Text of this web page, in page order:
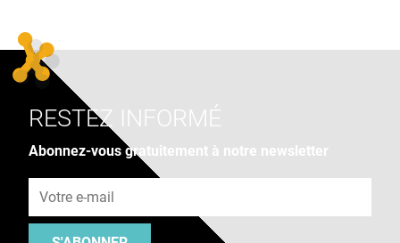
RESTEZ INFORMÉ
Abonnez-vous gratuitement à notre newsletter